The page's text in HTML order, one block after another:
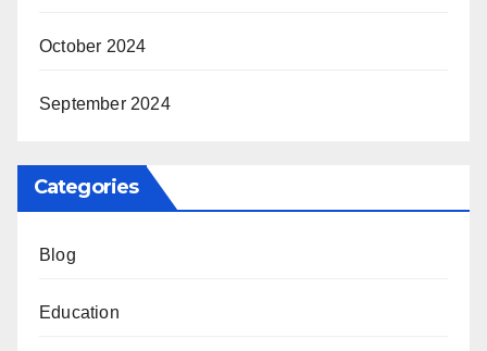
October 2024
September 2024
Categories
Blog
Education